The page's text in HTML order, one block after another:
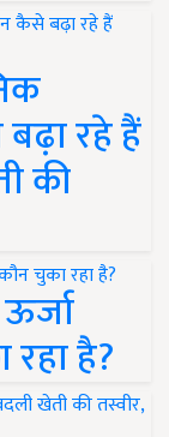
रहे हैं
की
है?